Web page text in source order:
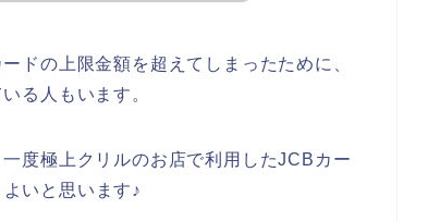
ドの上限金額を超えてしまったために、
る人もいます。
度極上クリルのお店で利用したJCBカー
いと思います♪